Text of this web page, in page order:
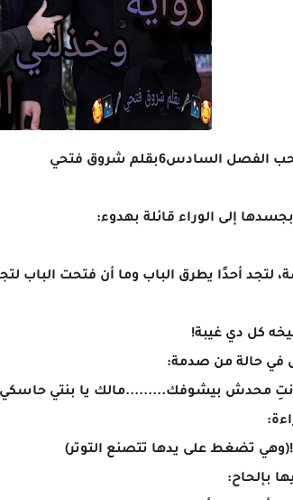
السادس6بقلم شروق فتحي
إلى الوراء قائلة بهدوء:
لتجد أحدًا يطرق الباب وما أن فتحت الباب
كل دي غيبة!
في حالة من صدمة:
أنتِ محدش بيشوفك.........مالك يا بنتي حاسكي
تضغط على يدها تتصنع التوتر)
بإلحاح: